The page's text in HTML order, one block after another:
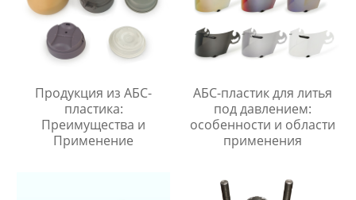
Продукция из АБС-
пластика:
Преимущества и
Применение
АБС-пластик для литья
под давлением:
особенности и области
применения